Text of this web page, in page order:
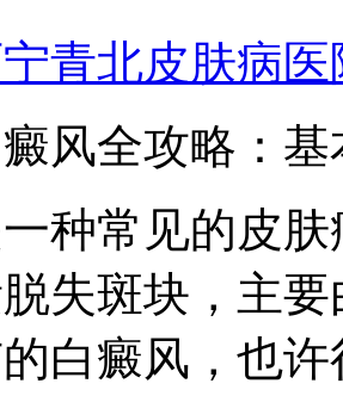
青北皮肤病医
风全攻略：
种常见的皮
失斑块，主
白癜风，也